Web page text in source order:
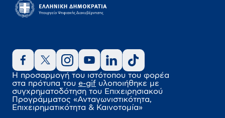
Η προσαρμογή του ιστότοπου του φορέα
στα πρότυπα του e-gif υλοποιήθηκε με
συγχρηματοδότηση του Επιχειρησιακού
Προγράμματος «Ανταγωνιστικότητα,
Επιχειρηματικότητα & Καινοτομία»